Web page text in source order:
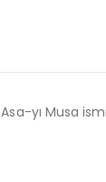
yı Musa